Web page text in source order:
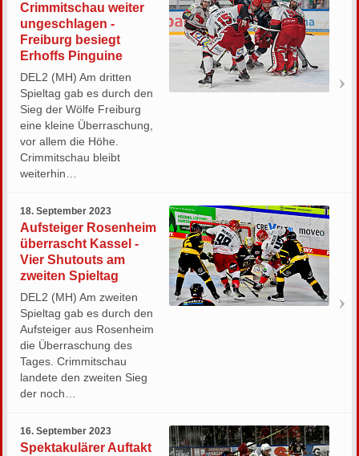
Crimmitschau weiter
ungeschlagen -
Freiburg besiegt
Erhoffs Pinguine
DEL2 (MH) Am dritten
Spieltag gab es durch den
Sieg der Wölfe Freiburg
eine kleine Überraschung,
vor allem die Höhe.
Crimmitschau bleibt
weiterhin…
18. September 2023
Aufsteiger Rosenheim
überrascht Kassel -
Vier Shutouts am
zweiten Spieltag
DEL2 (MH) Am zweiten
Spieltag gab es durch den
Aufsteiger aus Rosenheim
die Überraschung des
Tages. Crimmitschau
landete den zweiten Sieg
der noch…
16. September 2023
Spektakulärer Auftakt